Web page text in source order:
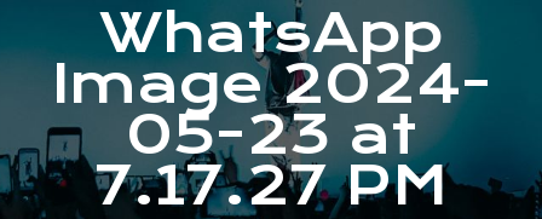
WhatsApp
Image 2024-
05-23 at
7.17.27 PM